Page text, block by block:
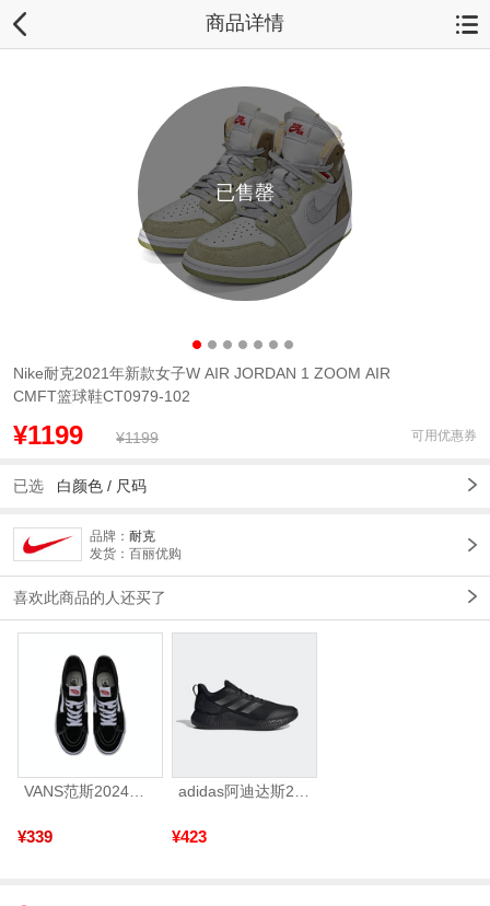
商品详情
已售罄
Nike耐克2021年新款女子W AIR JORDAN 1 ZOOM AIR
CMFT篮球鞋CT0979-102
¥1199 ¥1199 可用优惠券
已选 白颜色 / 尺码
品牌： 耐克
发货：百丽优购
喜欢此商品的人还买了
VANS范斯2024中性SK8-HiCL帆布鞋/硫化鞋VN000D5IB8C
¥339 ¥423